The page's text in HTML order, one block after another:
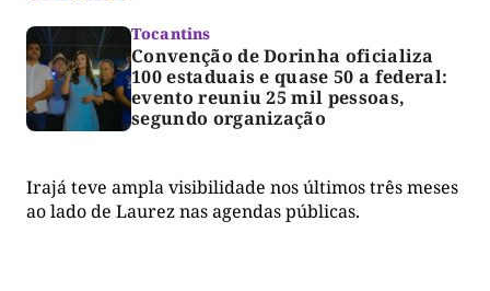
Tocantins
Convenção de Dorinha oficializa
100 estaduais e quase 50 a federal:
evento reuniu 25 mil pessoas,
segundo organização
Irajá teve ampla visibilidade nos últimos três meses
ao lado de Laurez nas agendas públicas.